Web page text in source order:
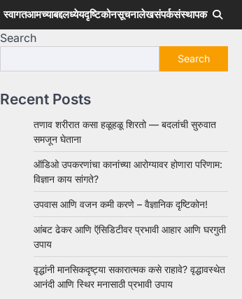
स्वागतआमच्याबद्दलध्येयदृष्टिकोनसूचनालेखसंपर्कसंस्थापक
Search
Search
Recent Posts
तणाव शरीरात कसा हळूहळू शिरतो — बदलांची सुरुवात
समजून घेताना
ऑडिओ उपकरणांचा कानांच्या आरोग्यावर होणारा परिणाम:
विज्ञान काय सांगते?
उपवास आणि वजन कमी करणे – वैज्ञानिक दृष्टिकोन!
आंबट ढेकर आणि ऍसिडिटीवर प्रभावी आहार आणि घरगुती
उपाय
वृद्धांनी मानसिकदृष्ट्या सकारात्मक कसे राहावे? वृद्धावस्थेत
आनंदी आणि स्थिर मनासाठी प्रभावी उपाय